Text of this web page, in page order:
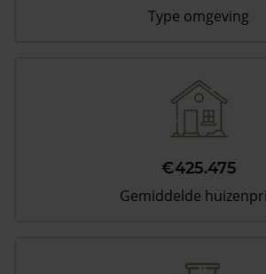
Type omgeving
€425.475
Gemiddelde